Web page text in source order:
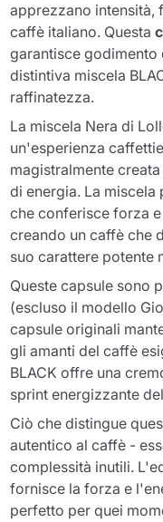
apprezzano intensità,
caffè italiano. Questa
garantisce godimento
distintiva miscela
raffinatezza.
La miscela Nera di
un'esperienza
magistralmente
di energia. La
che conferisce forza
creando un caffè che
suo carattere potente
Queste capsule sono
(escluso il modello
capsule originali
gli amanti del caffè
BLACK offre una
sprint energizzante
Ciò che distingue
autentico al caffè -
complessità inutili.
fornisce la forza e
perfetto per quei